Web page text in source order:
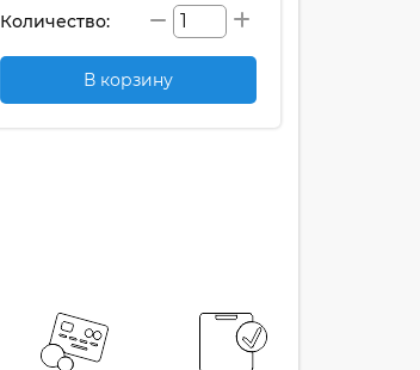
Количество:
В корзину